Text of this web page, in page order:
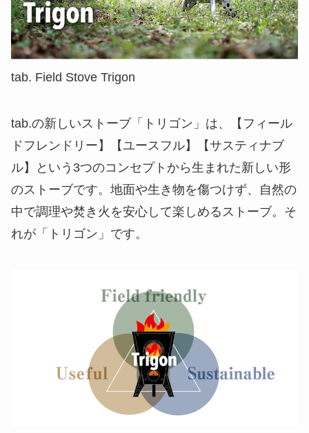
tab. Field Stove Trigon
tab.の新しいストーブ「トリゴン」は、【フィール
ドフレンドリー】【ユースフル】【サスティナブ
ル】という3つのコンセプトから生まれた新しい形
のストーブです。地面や生き物を傷つけず、自然の
中で調理や焚き火を安心して楽しめるストーブ。そ
れが「トリゴン」です。